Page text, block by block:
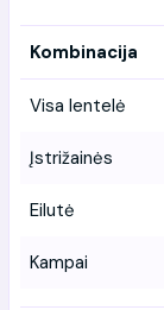
Kombinacija
Visa lentelė
Įstrižainės
Eilutė
Kampai